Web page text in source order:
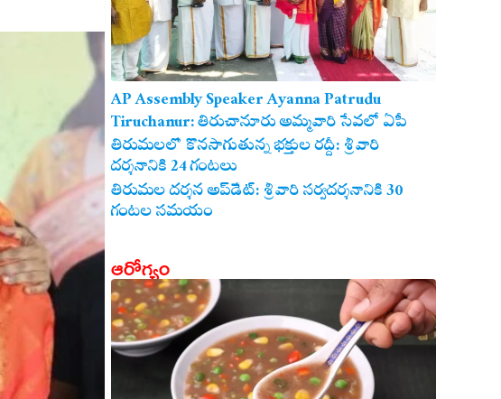
AP Assembly Speaker Ayanna Patrudu
Tiruchanur: తిరుచానూరు అమ్మవారి సేవలో ఏపీ
అసెంబ్లీ స్పీకర్.. కుటుంబ సమేతంగా దర్శించుకున్న
అయ్యన్నపాత్రుడు!
తిరుమలలో కొనసాగుతున్న భక్తుల రద్దీ: శ్రీవారి
దర్శనానికి 24 గంటలు
తిరుమల దర్శన అప్‌డేట్: శ్రీవారి సర్వదర్శనానికి 30
గంటల సమయం
ఆరోగ్యం